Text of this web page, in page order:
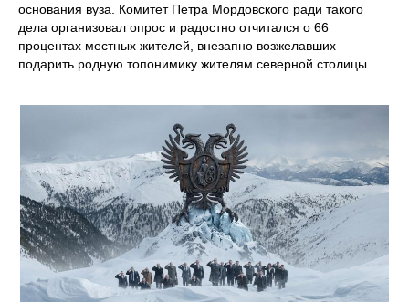
основания вуза. Комитет Петра Мордовского ради такого
дела организовал опрос и радостно отчитался о 66
процентах местных жителей, внезапно возжелавших
подарить родную топонимику жителям северной столицы.